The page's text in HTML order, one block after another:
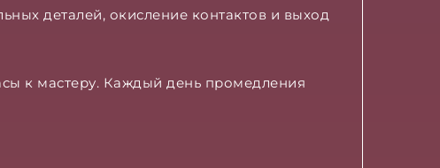
деталей, окисление контактов и выход
к мастеру. Каждый день промедления